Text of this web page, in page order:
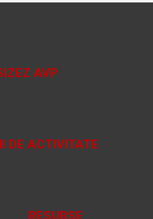
AVP
DE ACTIVITATE
RESURSE